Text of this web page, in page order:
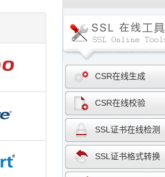
CSR在线生成
CSR在线校验
SSL证书在线检测
SSL证书格式转换